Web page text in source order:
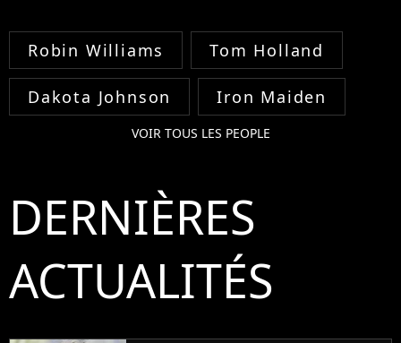
Robin Williams Tom Holland
Dakota Johnson Iron Maiden
VOIR TOUS LES PEOPLE
DERNIÈRES
ACTUALITÉS